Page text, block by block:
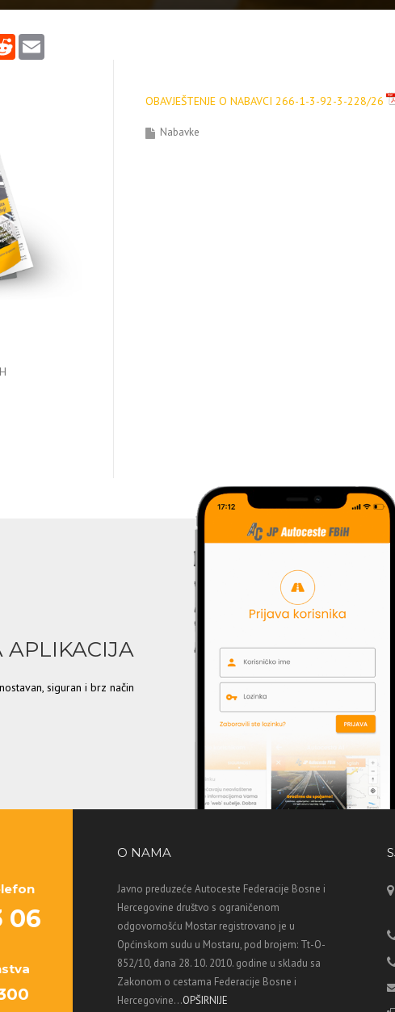
Reddit
OBAVJEŠTENJE O NABAVCI 266-1-3-92-3-228/26
Nabavke
APLIKACIJA
siguran i brz način
06
O NAMA
Javno preduzeće Autoceste Federacije Bosne i
Hercegovine društvo s ograničenom
odgovornošću Mostar registrovano je u
Općinskom sudu u Mostaru, pod brojem: Tt-O-
852/10, dana 28. 10. 2010. godine u skladu sa
Zakonom o cestama Federacije Bosne i
Hercegovine...OPŠIRNIJE